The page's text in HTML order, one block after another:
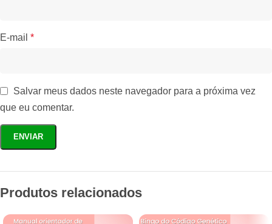
E-mail *
Salvar meus dados neste navegador para a próxima vez
que eu comentar.
Produtos relacionados